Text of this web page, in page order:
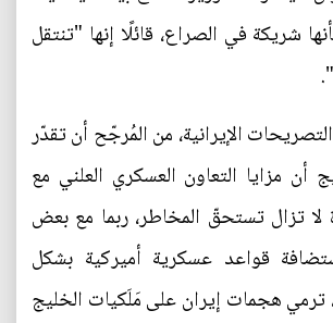
شريكة في الصراع، قائلًا إنها "تنتقل
الإيرانية، من المُرجّح أن تقدّر
أن مزايا التعاون العسكري العلني مع
لا تزال تستحقّ المخاطر، ربما مع بعض
قواعد عسكرية أميركية بشكل
هجمات إيران على مَلَكيات الخليج